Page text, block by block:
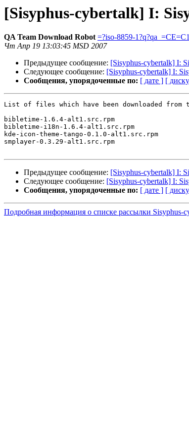
[Sisyphus-cybertalk] I:
QA Team Download Robot =?iso-8859-
Чт Апр 19 13:03:45 MSD 2007
Предыдущее сообщение: [Sisyphus-cybertalk] I:
Следующее сообщение: [Sisyphus-cybertalk] I:
Сообщения, упорядоченные по: [ дате ] [
List of files which have been downloaded from
bibletime-1.6.4-alt1.src.rpm
bibletime-i18n-1.6.4-alt1.src.rpm
kde-icon-theme-tango-0.1.0-alt1.src.rpm
smplayer-0.3.29-alt1.src.rpm
Предыдущее сообщение: [Sisyphus-cybertalk] I:
Следующее сообщение: [Sisyphus-cybertalk] I:
Сообщения, упорядоченные по: [ дате ] [
Подробная информация о списке рассылки Sisyphus-